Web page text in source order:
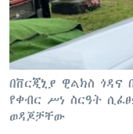
በቨርጂኒያ ዊልክስ
የቀብር ሥነ ስርዓት
ወዳጆቻቸው